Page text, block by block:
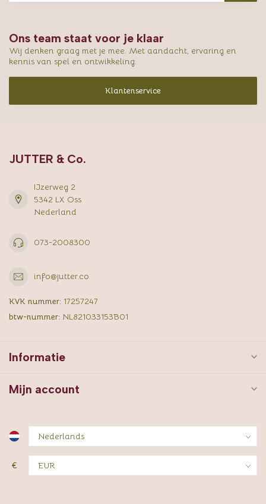
Ons team staat voor je klaar
Wij denken graag met je mee. Met aandacht, ervaring en
kennis van spel en ontwikkeling.
Klantenservice
JUTTER & Co.
IJzerweg 2
5342 LX Oss
Nederland
073-2008300
info@jutter.co
KVK nummer: 17257247
btw-nummer: NL821033153B01
Informatie
Mijn account
€